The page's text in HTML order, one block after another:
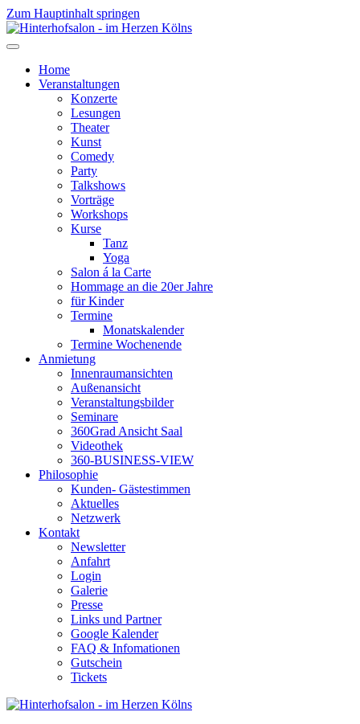
Zum Hauptinhalt springen
Home
Veranstaltungen
Konzerte
Lesungen
Theater
Kunst
Comedy
Party
Talkshows
Vorträge
Workshops
Kurse
Tanz
Yoga
Salon á la Carte
Hommage an die 20er Jahre
für Kinder
Termine
Monatskalender
Termine Wochenende
Anmietung
Innenraumansichten
Außenansicht
Veranstaltungsbilder
Seminare
360Grad Ansicht Saal
Videothek
360-BUSINESS-VIEW
Philosophie
Kunden- Gästestimmen
Aktuelles
Netzwerk
Kontakt
Newsletter
Anfahrt
Login
Galerie
Presse
Links und Partner
Google Kalender
FAQ & Infomationen
Gutschein
Tickets